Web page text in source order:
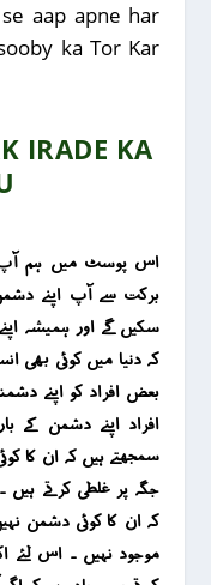
aap apne har
ka Tor Kar
IRADE KA
اس پوسٹ میں ہم آپ
برکت سے آپ اپنے
سکیں گے اور ہمیشہ
کہ دنیا میں کوئی بھی
بعض افراد کو اپنے
افراد اپنے دشمن کے
سمجھتے ہیں کہ ان کا
جگہ پر غلطی کرتے
کہ ان کا کوئی دشمن
موجود نہیں ۔ اس لئے